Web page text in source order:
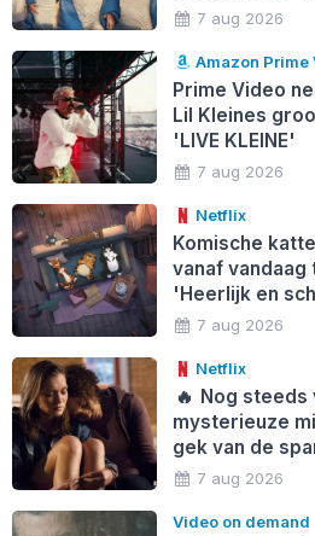
7 aug 2026
Amazon Prime
Prime Video
Lil Kleines
'LIVE KLEINE'
7 aug 2026
Netflix
Komische
vanaf vandaag
'Heerlijk en
7 aug 2026
Netflix
🔥 Nog steeds
mysterieuze
gek van de
7 aug 2026
Video on demand